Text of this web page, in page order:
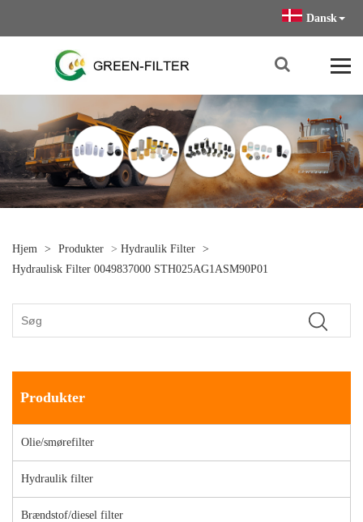
Dansk
Hjem > Produkter > Hydraulik Filter >
Hydraulisk Filter 0049837000 STH025AG1ASM90P01
Produkter
Olie/smørefilter
Hydraulik filter
Brændstof/diesel filter